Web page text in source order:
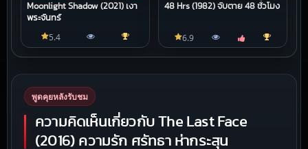
Moonlight Shadow (2021) เงา
พระจันทร์
5.4
48 Hrs (1982) จับตาย 48 ชั่วโมง
6.9
พูดคุยหลังรับชม
ความคิดเห็นเกี่ยวกับ The Last Face
(2016) ความรัก ศรัทธา ห่ากระสุน